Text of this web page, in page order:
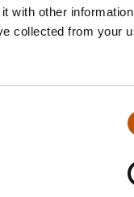
with other
collected from your